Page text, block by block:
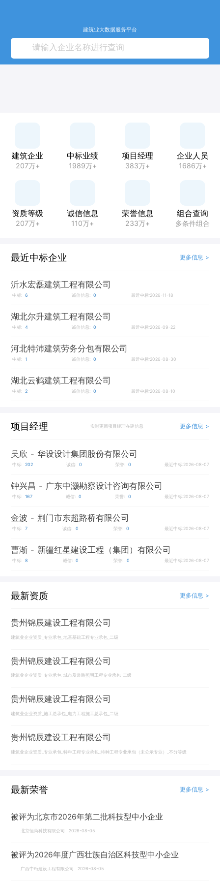
建筑业大数据服务平台
建筑企业
207万+
中标业绩
1989万+
项目经理
383万+
企业人员
1686万+
资质等级
207万+
诚信信息
110万+
荣誉信息
233万+
组合查询
多条件组合
最近中标企业 更多信息 >
沂水宏磊建筑工程有限公司
中标: 6 诚信信息: 0 最近中标:2026-11-18
湖北尔升建筑工程有限公司
中标: 4 诚信信息: 0 最近中标:2026-09-22
河北特沛建筑劳务分包有限公司
中标: 1 诚信信息: 0 最近中标:2026-08-30
湖北云鹤建筑工程有限公司
中标: 2 诚信信息: 0 最近中标:2026-08-10
项目经理 实时更新项目经理在建信息 更多信息 >
吴欣 - 华设设计集团股份有限公司
中标: 202 诚信: 0 荣誉: 0 最近中标:2026-08-07
钟兴昌 - 广东中灏勘察设计咨询有限公司
中标: 167 诚信: 0 荣誉: 0 最近中标:2026-08-07
金波 - 荆门市东超路桥有限公司
中标: 7 诚信: 0 荣誉: 0 最近中标:2026-08-07
曹渐 - 新疆红星建设工程（集团）有限公司
中标: 8 诚信: 0 荣誉: 0 最近中标:2026-08-07
最新资质 更多信息 >
贵州锦辰建设工程有限公司
建筑业企业资质_专业承包_地基基础工程专业承包_二级
贵州锦辰建设工程有限公司
建筑业企业资质_专业承包_城市及道路照明工程专业承包_二级
贵州锦辰建设工程有限公司
建筑业企业资质_施工总承包_电力工程施工总承包_二级
贵州锦辰建设工程有限公司
建筑业企业资质_专业承包_特种工程专业承包_特种工程专业承包（未公示专业）_不分等级
最新荣誉 更多信息 >
被评为北京市2026年第二批科技型中小企业
北京恒尚科技有限公司 2026-08-05
被评为2026年度广西壮族自治区科技型中小企业
广西中珩建设工程有限公司 2026-08-05